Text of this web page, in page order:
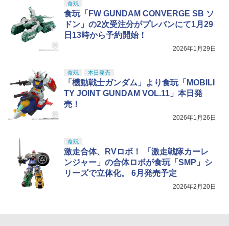
食玩
食玩「FW GUNDAM CONVERGE SB ソ
ドン」の2次受注分がプレバンにて1月29
日13時から予約開始！
2026年1月29日
食玩 本日発売
「機動戦士ガンダム」より食玩「MOBILI
TY JOINT GUNDAM VOL.11」本日発
売！
2026年1月26日
食玩
激走合体、RVロボ！ 「激走戦隊カーレ
ンジャー」の合体ロボが食玩「SMP」シ
リーズで立体化。 6月発売予定
2026年2月20日